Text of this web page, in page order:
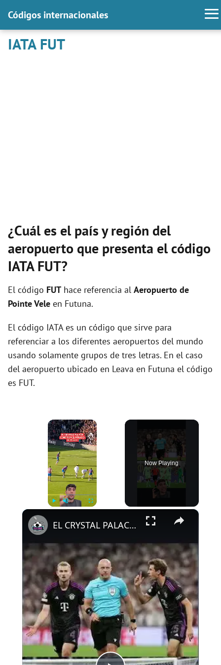
Códigos internacionales
IATA FUT
¿Cuál es el país y región del
aeropuerto que presenta el código
IATA FUT?
El código FUT hace referencia al Aeropuerto de
Pointe Vele en Futuna.
El código IATA es un código que sirve para
referenciar a los diferentes aeropuertos del mundo
usando solamente grupos de tres letras. En el caso
del aeropuerto ubicado en Leava en Futuna el código
es FUT.
×
Now Playing
×
EL CRYSTAL PALACE LE DA LA RAZÓN AL ATLETI